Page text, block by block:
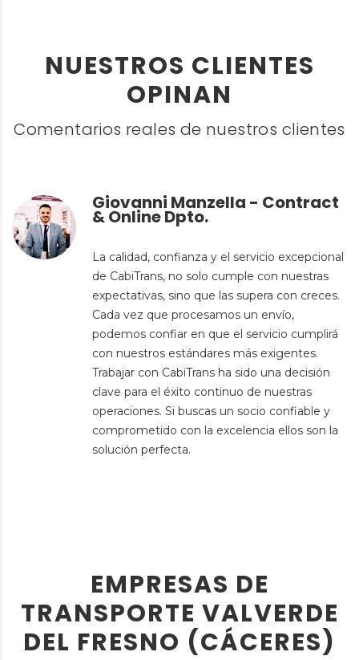
NUESTROS CLIENTES
OPINAN
Comentarios reales de nuestros clientes
Giovanni Manzella - Contract
& Online Dpto.
La calidad, confianza y el servicio excepcional
de CabiTrans, no solo cumple con nuestras
expectativas, sino que las supera con creces.
Cada vez que procesamos un envío,
podemos confiar en que el servicio cumplirá
con nuestros estándares más exigentes.
Trabajar con CabiTrans ha sido una decisión
clave para el éxito continuo de nuestras
operaciones. Si buscas un socio confiable y
comprometido con la excelencia ellos son la
solución perfecta.
EMPRESAS DE
TRANSPORTE VALVERDE
DEL FRESNO (CÁCERES)